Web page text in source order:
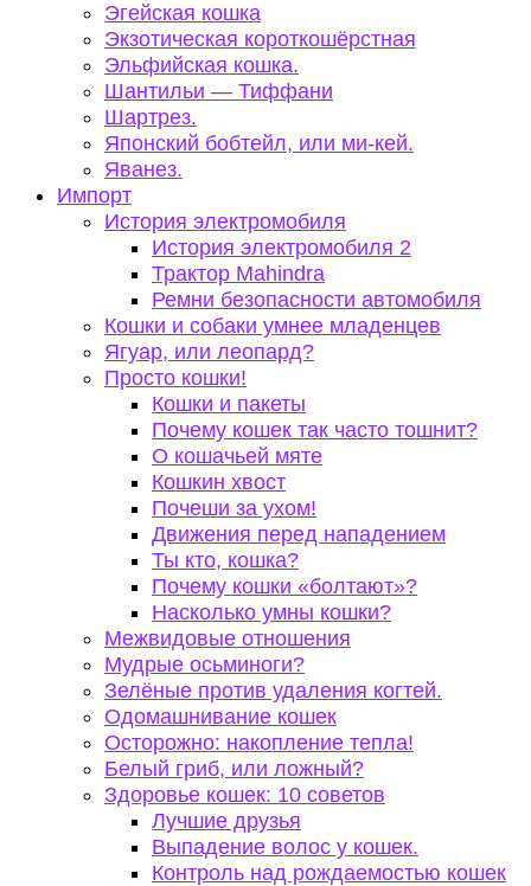
Эгейская кошка
Экзотическая короткошёрстная
Эльфийская кошка.
Шантильи — Тиффани
Шартрез.
Японский бобтейл, или ми-кей.
Яванез.
Импорт
История электромобиля
История электромобиля 2
Трактор Mahindra
Ремни безопасности автомобиля
Кошки и собаки умнее младенцев
Ягуар, или леопард?
Просто кошки!
Кошки и пакеты
Почему кошек так часто тошнит?
О кошачьей мяте
Кошкин хвост
Почеши за ухом!
Движения перед нападением
Ты кто, кошка?
Почему кошки «болтают»?
Насколько умны кошки?
Межвидовые отношения
Мудрые осьминоги?
Зелёные против удаления когтей.
Одомашнивание кошек
Осторожно: накопление тепла!
Белый гриб, или ложный?
Здоровье кошек: 10 советов
Лучшие друзья
Выпадение волос у кошек.
Контроль над рождаемостью кошек